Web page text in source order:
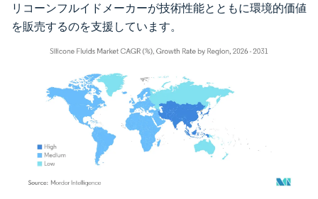
リコーンフルイドメーカーが技術性能とともに環境的価値
を販売するのを支援しています。